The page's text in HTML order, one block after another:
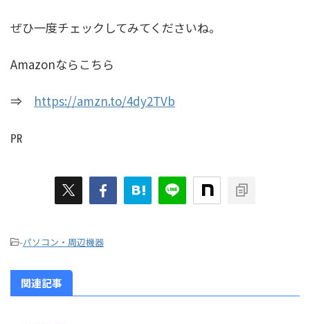
ぜひ一度チェックしてみてくださいね。
Amazonならこちら
⇒ https://amzn.to/4dy2TVb
㏚
-パソコン・周辺機器
関連記事